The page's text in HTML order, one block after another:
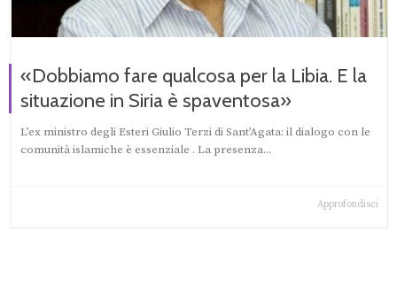
«Dobbiamo fare qualcosa per la Libia. E la
situazione in Siria è spaventosa»
L’ex ministro degli Esteri Giulio Terzi di Sant’Agata: il dialogo con le
comunità islamiche è essenziale . La presenza...
Approfondisci